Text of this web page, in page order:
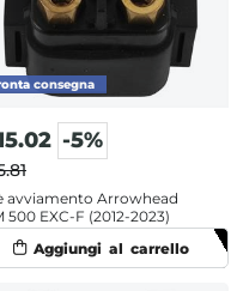
-5%
avviamento Arrowhead
500 EXC-F (2012-2023)